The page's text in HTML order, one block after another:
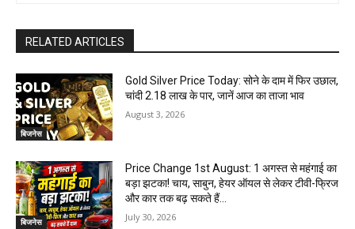
RELATED ARTICLES
बिजनेस
Gold Silver Price Today: सोने के दाम में फिर उछाल,
चांदी ₹2.18 लाख के पार, जानें आज का ताजा भाव
August 3, 2026
बिजनेस
Price Change 1st August: 1 अगस्त से महंगाई का
बड़ा झटका! चाय, साबुन, हेयर ऑयल से लेकर टीवी-फ्रिज
और कार तक बढ़ सकते हैं...
July 30, 2026